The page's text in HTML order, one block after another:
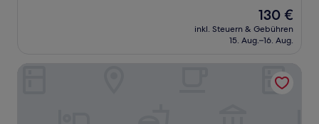
Bewertungen)
Der
Preis
beträgt
130 €
inkl. Steuern & Gebühren
15. Aug.–16. Aug.